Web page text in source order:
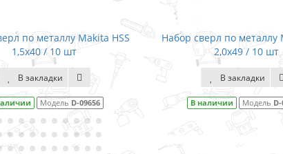
по металлу Makita HSS
1,5x40 / 10 шт
В закладки
Модель D-09656
Набор сверл по металлу
2,0x49 / 10 шт
В закладки
В наличии Модель